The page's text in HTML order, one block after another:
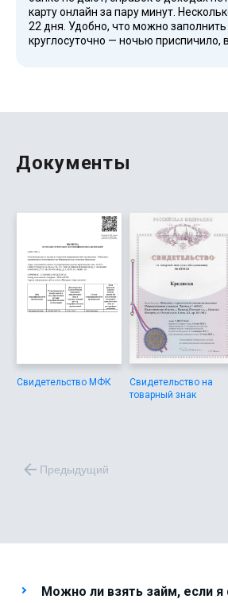
карту онлайн за пару минут.
22 дня. Удобно, что можно заполнить
круглосуточно — ночью приспичило,
Документы
Свидетельство МФК
Свидетельство на
товарный знак
Предыдущий
Можно ли взять займ, если я